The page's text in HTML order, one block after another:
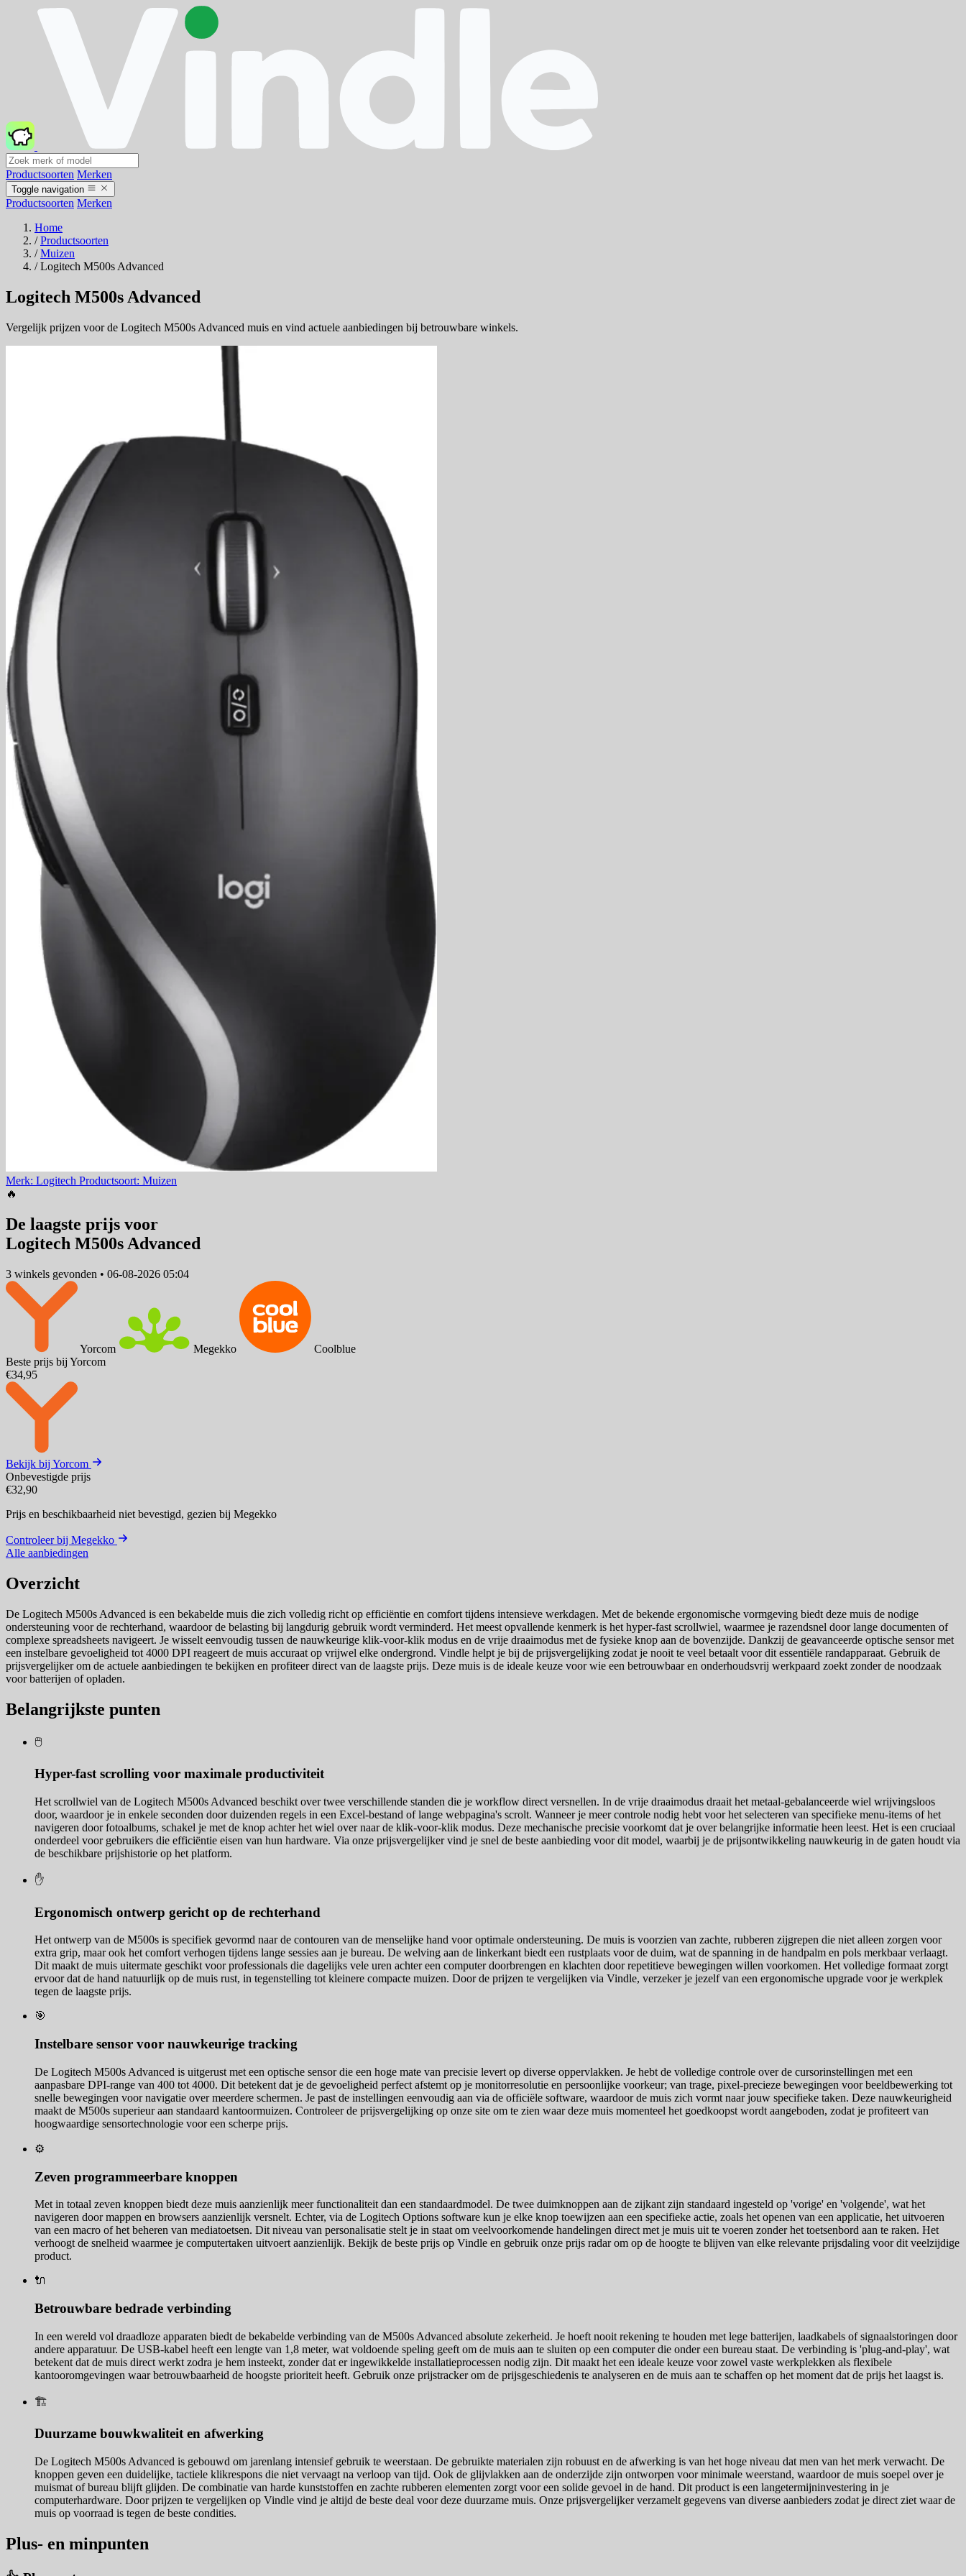
Productsoorten Merken
Toggle navigation
Productsoorten Merken
Home
/ Productsoorten
/ Muizen
/ Logitech M500s Advanced
Logitech M500s Advanced
Vergelijk prijzen voor de Logitech M500s Advanced muis en vind actuele aanbiedingen bij betrouwbare winkels.
Merk: Logitech Productsoort: Muizen
🔥
De laagste prijs voor
Logitech M500s Advanced
3 winkels gevonden • 06-08-2026 05:04
Yorcom Megekko
Coolblue
Beste prijs bij Yorcom
€34,95
Bekijk bij Yorcom
Onbevestigde prijs
€32,90
Prijs en beschikbaarheid niet bevestigd, gezien bij Megekko
Controleer bij Megekko
Alle aanbiedingen
Overzicht
De Logitech M500s Advanced is een bekabelde muis die zich volledig richt op efficiëntie en comfort tijdens intensieve werkdagen. Met de bekende ergonomische vormgeving biedt deze muis de nodige
ondersteuning voor de rechterhand, waardoor de belasting bij langdurig gebruik wordt verminderd. Het meest opvallende kenmerk is het hyper-fast scrollwiel, waarmee je razendsnel door lange documenten of
complexe spreadsheets navigeert. Je wisselt eenvoudig tussen de nauwkeurige klik-voor-klik modus en de vrije draaimodus met de fysieke knop aan de bovenzijde. Dankzij de geavanceerde optische sensor met
een instelbare gevoeligheid tot 4000 DPI reageert de muis accuraat op vrijwel elke ondergrond. Vindle helpt je bij de prijsvergelijking zodat je nooit te veel betaalt voor dit essentiële randapparaat. Gebruik de
prijsvergelijker om de actuele aanbiedingen te bekijken en profiteer direct van de laagste prijs. Deze muis is de ideale keuze voor wie een betrouwbaar en onderhoudsvrij werkpaard zoekt zonder de noodzaak
voor batterijen of opladen.
Belangrijkste punten
🖱️
Hyper-fast scrolling voor maximale productiviteit
Het scrollwiel van de Logitech M500s Advanced beschikt over twee verschillende standen die je workflow direct versnellen. In de vrije draaimodus draait het metaal-gebalanceerde wiel wrijvingsloos
door, waardoor je in enkele seconden door duizenden regels in een Excel-bestand of lange webpagina's scrolt. Wanneer je meer controle nodig hebt voor het selecteren van specifieke menu-items of het
navigeren door fotoalbums, schakel je met de knop achter het wiel over naar de klik-voor-klik modus. Deze mechanische precisie voorkomt dat je over belangrijke informatie heen leest. Het is een cruciaal
onderdeel voor gebruikers die efficiëntie eisen van hun hardware. Via onze prijsvergelijker vind je snel de beste aanbieding voor dit model, waarbij je de prijsontwikkeling nauwkeurig in de gaten houdt via
de beschikbare prijshistorie op het platform.
✋
Ergonomisch ontwerp gericht op de rechterhand
Het ontwerp van de M500s is specifiek gevormd naar de contouren van de menselijke hand voor optimale ondersteuning. De muis is voorzien van zachte, rubberen zijgrepen die niet alleen zorgen voor
extra grip, maar ook het comfort verhogen tijdens lange sessies aan je bureau. De welving aan de linkerkant biedt een rustplaats voor de duim, wat de spanning in de handpalm en pols merkbaar verlaagt.
Dit maakt de muis uitermate geschikt voor professionals die dagelijks vele uren achter een computer doorbrengen en klachten door repetitieve bewegingen willen voorkomen. Het volledige formaat zorgt
ervoor dat de hand natuurlijk op de muis rust, in tegenstelling tot kleinere compacte muizen. Door de prijzen te vergelijken via Vindle, verzeker je jezelf van een ergonomische upgrade voor je werkplek
tegen de laagste prijs.
🎯
Instelbare sensor voor nauwkeurige tracking
De Logitech M500s Advanced is uitgerust met een optische sensor die een hoge mate van precisie levert op diverse oppervlakken. Je hebt de volledige controle over de cursorinstellingen met een
aanpasbare DPI-range van 400 tot 4000. Dit betekent dat je de gevoeligheid perfect afstemt op je monitorresolutie en persoonlijke voorkeur; van trage, pixel-precieze bewegingen voor beeldbewerking tot
snelle bewegingen voor navigatie over meerdere schermen. Je past de instellingen eenvoudig aan via de officiële software, waardoor de muis zich vormt naar jouw specifieke taken. Deze nauwkeurigheid
maakt de M500s superieur aan standaard kantoormuizen. Controleer de prijsvergelijking op onze site om te zien waar deze muis momenteel het goedkoopst wordt aangeboden, zodat je profiteert van
hoogwaardige sensortechnologie voor een scherpe prijs.
⚙️
Zeven programmeerbare knoppen
Met in totaal zeven knoppen biedt deze muis aanzienlijk meer functionaliteit dan een standaardmodel. De twee duimknoppen aan de zijkant zijn standaard ingesteld op 'vorige' en 'volgende', wat het
navigeren door mappen en browsers aanzienlijk versnelt. Echter, via de Logitech Options software kun je elke knop toewijzen aan een specifieke actie, zoals het openen van een applicatie, het uitvoeren
van een macro of het beheren van mediatoetsen. Dit niveau van personalisatie stelt je in staat om veelvoorkomende handelingen direct met je muis uit te voeren zonder het toetsenbord aan te raken. Het
verhoogt de snelheid waarmee je computertaken uitvoert aanzienlijk. Bekijk de beste prijs op Vindle en gebruik onze prijs radar om op de hoogte te blijven van elke relevante prijsdaling voor dit veelzijdige
product.
🔌
Betrouwbare bedrade verbinding
In een wereld vol draadloze apparaten biedt de bekabelde verbinding van de M500s Advanced absolute zekerheid. Je hoeft nooit rekening te houden met lege batterijen, laadkabels of signaalstoringen door
andere apparatuur. De USB-kabel heeft een lengte van 1,8 meter, wat voldoende speling geeft om de muis aan te sluiten op een computer die onder een bureau staat. De verbinding is 'plug-and-play', wat
betekent dat de muis direct werkt zodra je hem insteekt, zonder dat er ingewikkelde installatieprocessen nodig zijn. Dit maakt het een ideale keuze voor zowel vaste werkplekken als flexibele
kantooromgevingen waar betrouwbaarheid de hoogste prioriteit heeft. Gebruik onze prijstracker om de prijsgeschiedenis te analyseren en de muis aan te schaffen op het moment dat de prijs het laagst is.
🏗️
Duurzame bouwkwaliteit en afwerking
De Logitech M500s Advanced is gebouwd om jarenlang intensief gebruik te weerstaan. De gebruikte materialen zijn robuust en de afwerking is van het hoge niveau dat men van het merk verwacht. De
knoppen geven een duidelijke, tactiele klikrespons die niet vervaagt na verloop van tijd. Ook de glijvlakken aan de onderzijde zijn ontworpen voor minimale weerstand, waardoor de muis soepel over je
muismat of bureau blijft glijden. De combinatie van harde kunststoffen en zachte rubberen elementen zorgt voor een solide gevoel in de hand. Dit product is een langetermijninvestering in je
computerhardware. Door prijzen te vergelijken op Vindle vind je altijd de beste deal voor deze duurzame muis. Onze prijsvergelijker verzamelt gegevens van diverse aanbieders zodat je direct ziet waar de
muis op voorraad is tegen de beste condities.
Plus- en minpunten